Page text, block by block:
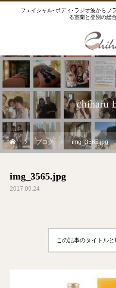
フェイシャル･ボディ･ラジオ波からブ
る室蘭と登別の総
chiharu
ブログ img_3565.jpg
img_3565.jpg
2017.09.24
この記事のタイトル